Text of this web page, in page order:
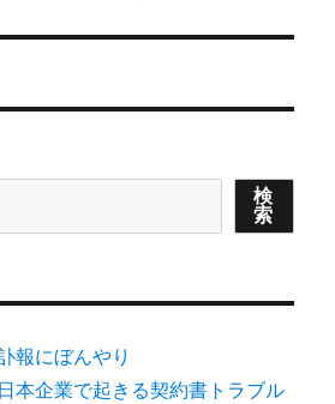
検
索
報にぼんやり
本企業で起きる契約書トラブル